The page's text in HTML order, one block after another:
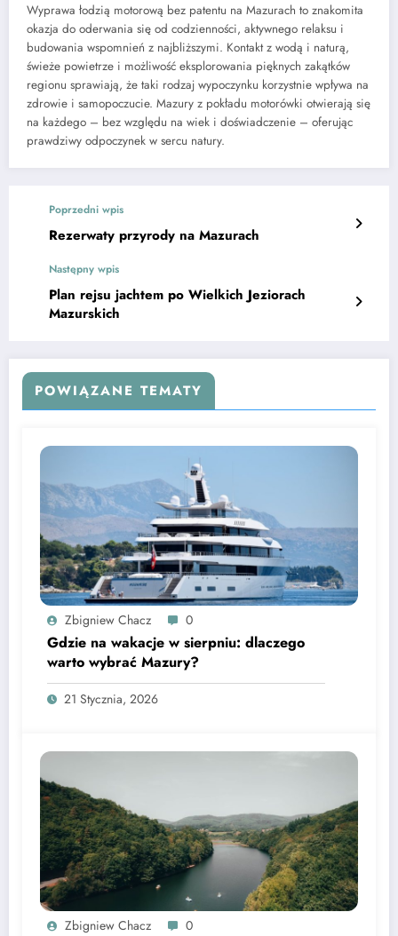
Wyprawa łodzią motorową bez patentu na Mazurach to znakomita
okazja do oderwania się od codzienności, aktywnego relaksu i
budowania wspomnień z najbliższymi. Kontakt z wodą i naturą,
świeże powietrze i możliwość eksplorowania pięknych zakątków
regionu sprawiają, że taki rodzaj wypoczynku korzystnie wpływa na
zdrowie i samopoczucie. Mazury z pokładu motorówki otwierają się
na każdego – bez względu na wiek i doświadczenie – oferując
prawdziwy odpoczynek w sercu natury.
Poprzedni wpis
Rezerwaty przyrody na Mazurach
Następny wpis
Plan rejsu jachtem po Wielkich Jeziorach
Mazurskich
POWIĄZANE TEMATY
Zbigniew Chacz 0
Gdzie na wakacje w sierpniu: dlaczego
warto wybrać Mazury?
21 Stycznia, 2026
Zbigniew Chacz 0